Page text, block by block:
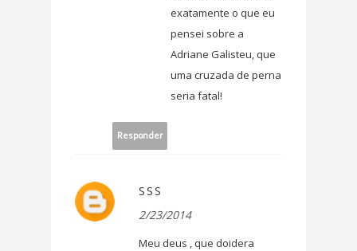
exatamente o que eu
pensei sobre a
Adriane Galisteu, que
uma cruzada de perna
seria fatal!
Responder
SSS
2/23/2014
Meu deus , que doidera